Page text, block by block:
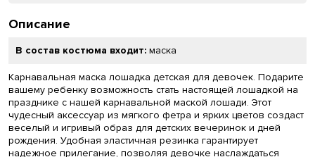
Описание
В состав костюма входит: маска
Карнавальная маска лошадка детская для девочек. Подарите
вашему ребенку возможность стать настоящей лошадкой на
празднике с нашей карнавальной маской лошади. Этот
чудесный аксессуар из мягкого фетра и ярких цветов создаст
веселый и игривый образ для детских вечеринок и дней
рождения. Удобная эластичная резинка гарантирует
надежное прилегание, позволяя девочке наслаждаться